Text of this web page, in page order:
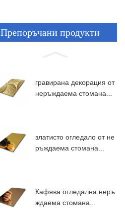
Препоръчани продукти
гравирана декорация от
неръждаема стомана...
златисто огледало от не
ръждаема стомана...
Кафява огледална неръ
ждаема стомана...